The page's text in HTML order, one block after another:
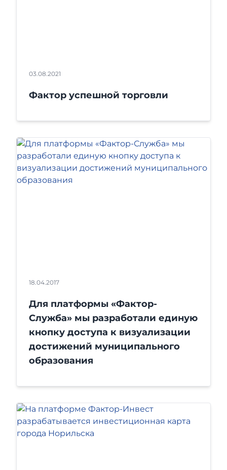
03.08.2021
Фактор успешной торговли
18.04.2017
Для платформы «Фактор-
Служба» мы разработали единую
кнопку доступа к визуализации
достижений муниципального
образования